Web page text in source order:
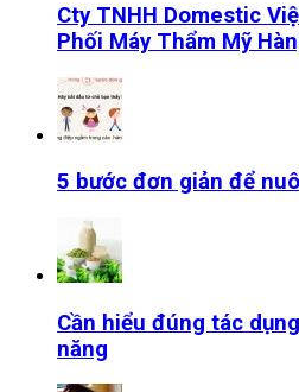
Cty TNHH Domestic
Phối Máy Thẩm Mỹ
5 bước đơn giản để
Cần hiểu đúng tác
năng